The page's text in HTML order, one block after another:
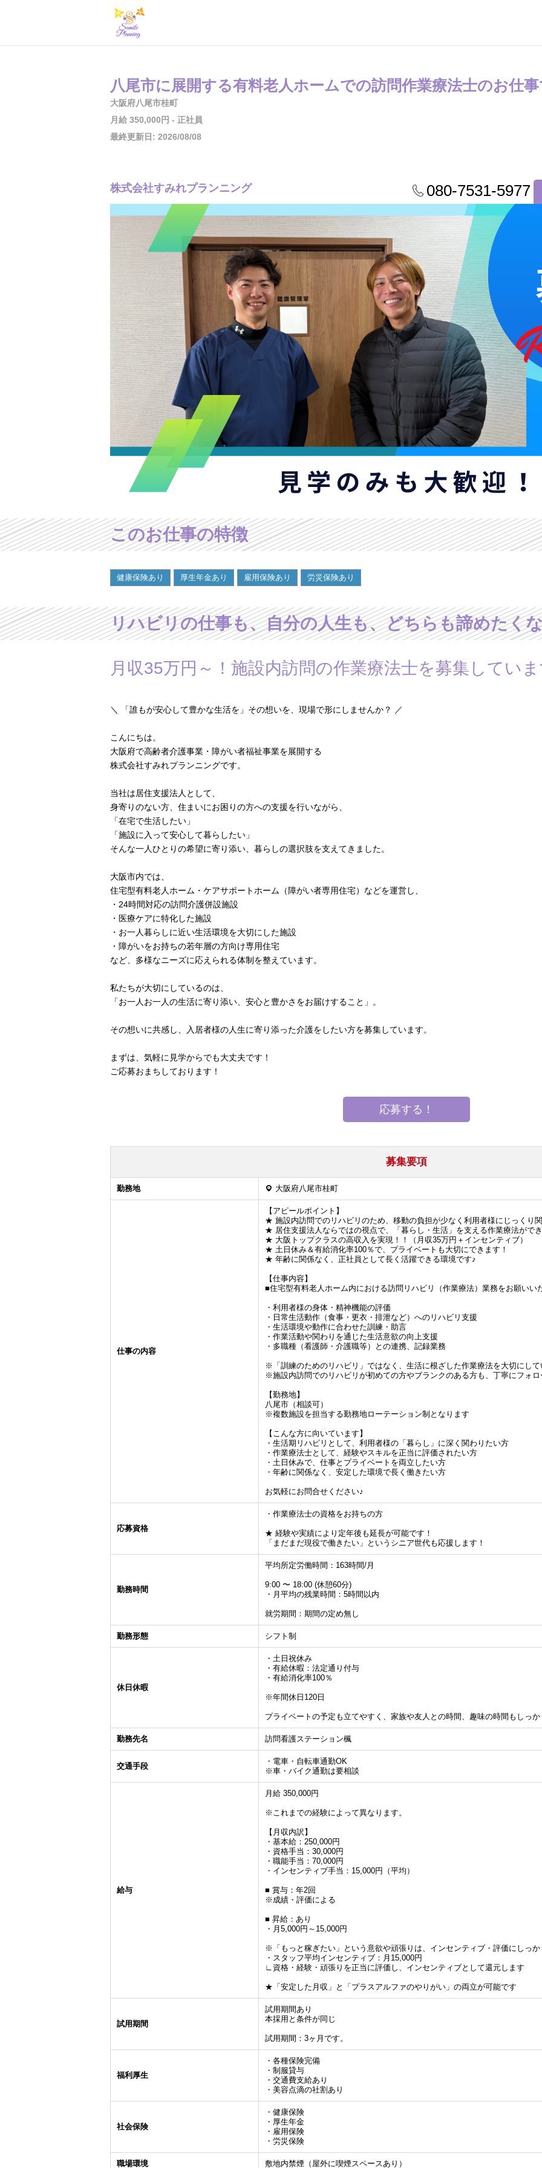
八尾市に展開する有料老人ホームでの訪問作業療法士のお仕事
大阪府八尾市桂町
月給 350,000円 - 正社員
最終更新日: 2026/08/08
株式会社すみれプランニング 080-7531-5977
このお仕事の特徴
健康保険あり 厚生年金あり 雇用保険あり 労災保険あり
リハビリの仕事も、自分の人生も、どちらも諦めたく
月収35万円～！施設内訪問の作業療法士を募集していま
＼ 「誰もが安心して豊かな生活を」その想いを、現場で形にしませんか？ ／
こんにちは。
大阪府で高齢者介護事業・障がい者福祉事業を展開する
株式会社すみれプランニングです。
当社は居住支援法人として、
身寄りのない方、住まいにお困りの方への支援を行いながら、
「在宅で生活したい」
「施設に入って安心して暮らしたい」
そんな一人ひとりの希望に寄り添い、暮らしの選択肢を支えてきました。
大阪市内では、
住宅型有料老人ホーム・ケアサポートホーム（障がい者専用住宅）などを運営し、
・24時間対応の訪問介護併設施設
・医療ケアに特化した施設
・お一人暮らしに近い生活環境を大切にした施設
・障がいをお持ちの若年層の方向け専用住宅
など、多様なニーズに応えられる体制を整えています。
私たちが大切にしているのは、
「お一人お一人の生活に寄り添い、安心と豊かさをお届けすること」。
その想いに共感し、入居者様の人生に寄り添った介護をしたい方を募集しています。
まずは、気軽に見学からでも大丈夫です！
ご応募おまちしております！
応募する！
募集要項
勤務地 大阪府八尾市桂町
仕事の内容
【アピールポイント】
★ 施設内訪問でのリハビリのため、移動の負担が少なく利用者様にじっくり関
★ 居住支援法人ならではの視点で、「暮らし・生活」を支える作業療法ができ
★ 大阪トップクラスの高収入を実現！！（月収35万円＋インセンティブ）
★ 土日休み＆有給消化率100％で、プライベートも大切にできます！
★ 年齢に関係なく、正社員として長く活躍できる環境です♪
【仕事内容】
■住宅型有料老人ホーム内における訪問リハビリ（作業療法）業務をお願いい
・利用者様の身体・精神機能の評価
・日常生活動作（食事・更衣・排泄など）へのリハビリ支援
・生活環境や動作に合わせた訓練・助言
・作業活動や関わりを通じた生活意欲の向上支援
・多職種（看護師・介護職等）との連携、記録業務
※「訓練のためのリハビリ」ではなく、生活に根ざした作業療法を大切にして
※施設内訪問でのリハビリが初めての方やブランクのある方も、丁寧にフォロ
【勤務地】
八尾市（相談可）
※複数施設を担当する勤務地ローテーション制となります
【こんな方に向いています】
・生活期リハビリとして、利用者様の「暮らし」に深く関わりたい方
・作業療法士として、経験やスキルを正当に評価されたい方
・土日休みで、仕事とプライベートを両立したい方
・年齢に関係なく、安定した環境で長く働きたい方
お気軽にお問合せください♪
応募資格
・作業療法士の資格をお持ちの方
★ 経験や実績により定年後も延長が可能です！
「まだまだ現役で働きたい」というシニア世代も応援します！
勤務時間
平均所定労働時間：163時間/月
9:00 〜 18:00 (休憩60分)
・月平均の残業時間：5時間以内
就労期間：期間の定め無し
勤務形態 シフト制
休日休暇
・土日祝休み
・有給休暇：法定通り付与
・有給消化率100％
※年間休日120日
プライベートの予定も立てやすく、家族や友人との時間、趣味の時間もしっか
勤務先名 訪問看護ステーション楓
交通手段
・電車・自転車通勤OK
※車・バイク通勤は要相談
給与
月給 350,000円
※これまでの経験によって異なります。
【月収内訳】
・基本給：250,000円
・資格手当：30,000円
・職能手当：70,000円
・インセンティブ手当：15,000円（平均）
■ 賞与：年2回
※成績・評価による
■ 昇給：あり
・月5,000円～15,000円
※「もっと稼ぎたい」という意欲や頑張りは、インセンティブ・評価にしっか
・スタッフ平均インセンティブ：月15,000円
∟資格・経験・頑張りを正当に評価し、インセンティブとして還元します
★「安定した月収」と「プラスアルファのやりがい」の両立が可能です
試用期間
試用期間あり
本採用と条件が同じ
試用期間：3ヶ月です。
福利厚生
・各種保険完備
・制服貸与
・交通費支給あり
・美容点滴の社割あり
社会保険
・健康保険
・厚生年金
・雇用保険
・労災保険
職場環境 敷地内禁煙（屋外に喫煙スペースあり）